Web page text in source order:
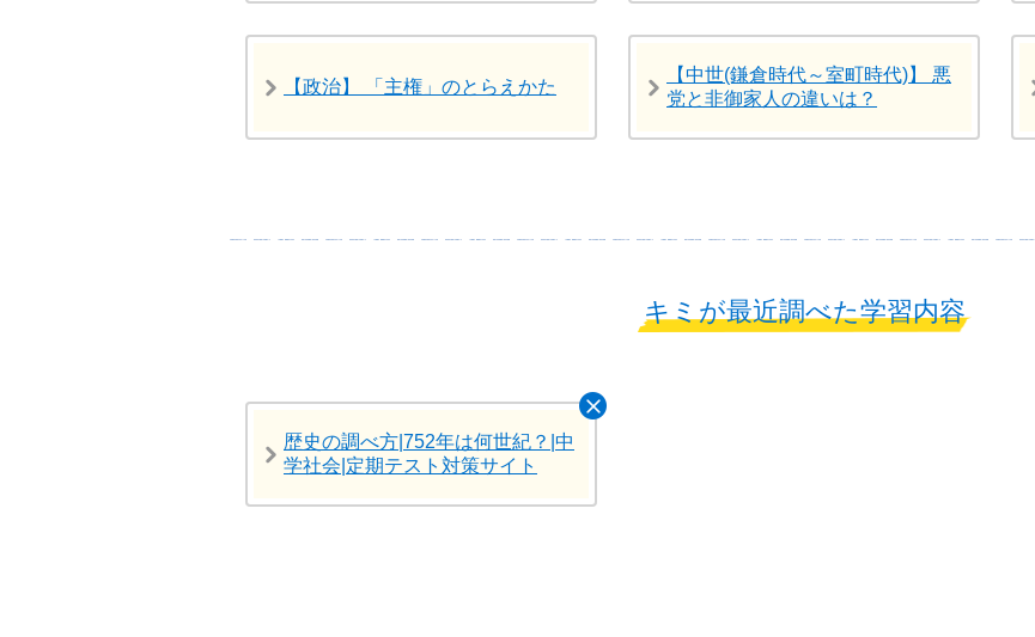
【政治】 「主権」のとらえかた
【中世(鎌倉時代～室町時代)】 悪
党と非御家人の違いは？
キミが最近調べた学習内容
歴史の調べ方|752年は何世紀？|中
学社会|定期テスト対策サイト